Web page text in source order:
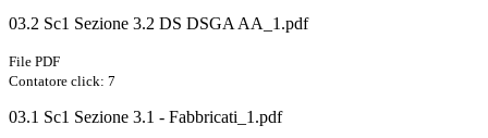
03.2 Sc1 Sezione 3.2 DS DSGA AA_1.pdf
File PDF
Contatore click: 7
03.1 Sc1 Sezione 3.1 - Fabbricati_1.pdf